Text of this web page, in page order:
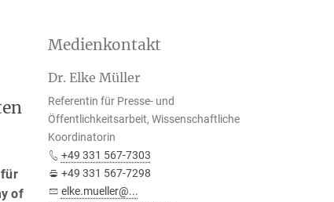
für
of
Medienkontakt
Dr. Elke Müller
Referentin für Presse- und
Öffentlichkeitsarbeit, Wissenschaftliche
Koordinatorin
+49 331 567-7303
+49 331 567-7298
elke.mueller@...